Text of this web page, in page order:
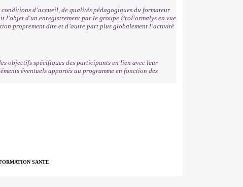
d’accueil, de qualités pédagogiques du formateur
l'objet d'un enregistrement par le groupe ProFormalys en vue
proprement dite et d’autre part plus globalement l’activité
objectifs spécifiques des participants en lien avec leur
éventuels apportés au programme en fonction des
SANTE